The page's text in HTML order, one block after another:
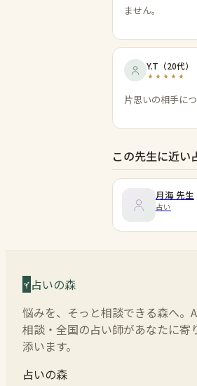
ません。
Y.T （20代）
片思いの相手に
この先生に近い
月海 先生
占い
占いの森
悩みを、そっと相談できる森へ。
相談・全国の占い師があなたに寄
添います。
占いの森